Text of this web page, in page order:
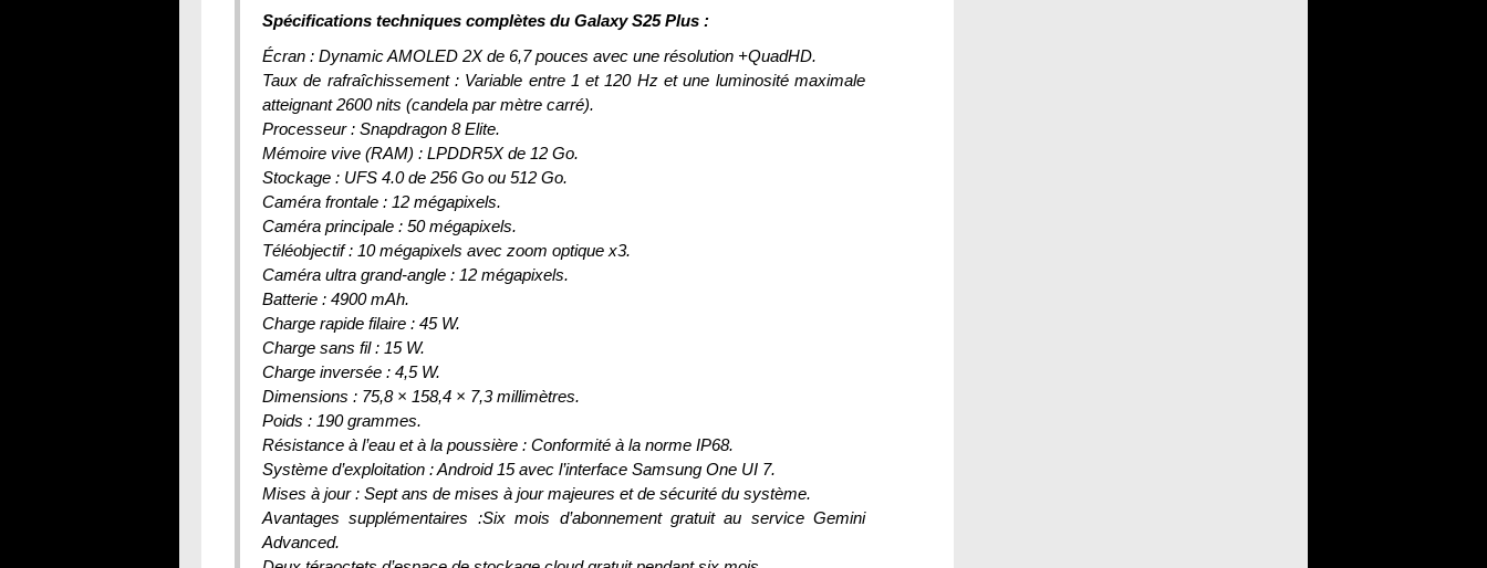
Spécifications techniques complètes du Galaxy S25 Plus :
Écran : Dynamic AMOLED 2X de 6,7 pouces avec une résolution +QuadHD.
Taux de rafraîchissement : Variable entre 1 et 120 Hz et une luminosité maximale
atteignant 2600 nits (candela par mètre carré).
Processeur : Snapdragon 8 Elite.
Mémoire vive (RAM) : LPDDR5X de 12 Go.
Stockage : UFS 4.0 de 256 Go ou 512 Go.
Caméra frontale : 12 mégapixels.
Caméra principale : 50 mégapixels.
Téléobjectif : 10 mégapixels avec zoom optique x3.
Caméra ultra grand-angle : 12 mégapixels.
Batterie : 4900 mAh.
Charge rapide filaire : 45 W.
Charge sans fil : 15 W.
Charge inversée : 4,5 W.
Dimensions : 75,8 × 158,4 × 7,3 millimètres.
Poids : 190 grammes.
Résistance à l’eau et à la poussière : Conformité à la norme IP68.
Système d’exploitation : Android 15 avec l’interface Samsung One UI 7.
Mises à jour : Sept ans de mises à jour majeures et de sécurité du système.
Avantages supplémentaires :Six mois d’abonnement gratuit au service Gemini
Advanced.